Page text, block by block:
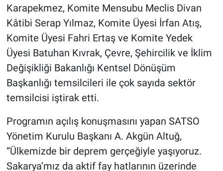
Karapekmez, Komite Mensubu Meclis Divan
Kâtibi Serap Yılmaz, Komite Üyesi İrfan Atış,
Komite Üyesi Fahri Ertaş ve Komite Yedek
Üyesi Batuhan Kıvrak, Çevre, Şehircilik ve İklim
Değişikliği Bakanlığı Kentsel Dönüşüm
Başkanlığı temsilcileri ile çok sayıda sektör
temsilcisi iştirak etti.
Programın açılış konuşmasını yapan SATSO
Yönetim Kurulu Başkanı A. Akgün Altuğ,
“Ülkemizde bir deprem gerçeğiyle yaşıyoruz.
Sakarya’mız da aktif fay hatlarının üzerinde